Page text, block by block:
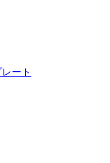
ート